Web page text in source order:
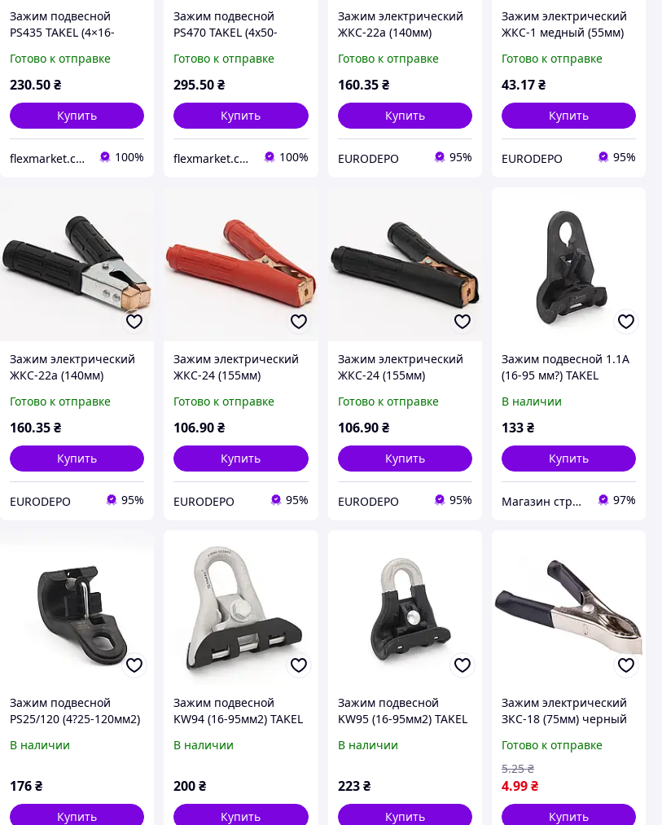
Зажим подвесной
PS435 TAKEL (4×16-
Готово к отправке
230.50₴
Купить
flexmarket.com.ua 100%
Зажим подвесной
PS470 TAKEL (4x50-
Готово к отправке
295.50₴
Купить
flexmarket.com.ua 100%
Зажим электрический
ЖКС-22а (140мм)
Готово к отправке
160.35 ₴
Купить
EURODEPO 95%
Зажим электрический
ЖКС-1 медный (55мм)
Готово к отправке
43.17₴
Купить
EURODEPO 95%
Зажим электрический
ЖКС-22а (140мм)
Готово к отправке
160.35₴
Купить
EURODEPO 95%
Зажим электрический
ЖКС-24 (155мм)
Готово к отправке
106.90₴
Купить
EURODEPO 95%
Зажим электрический
ЖКС-24 (155мм)
Готово к отправке
106.90 ₴
Купить
EURODEPO 95%
Зажим подвесной 1.1A
(16-95 мм?) TAKEL
В наличии
133₴
Купить
Магазин строительных материалов "СТРОИМ ВМЕСТЕ" 97%
Зажим подвесной
PS25/120 (4?25-120мм2)
В наличии
176₴
Купить
Зажим подвесной
KW94 (16-95мм2) TAKEL
В наличии
200₴
Купить
Зажим подвесной
KW95 (16-95мм2) TAKEL
В наличии
223 ₴
Купить
Зажим электрический
ЗКС-18 (75мм) черный
Готово к отправке
4.99₴
5.25 ₴
Купить